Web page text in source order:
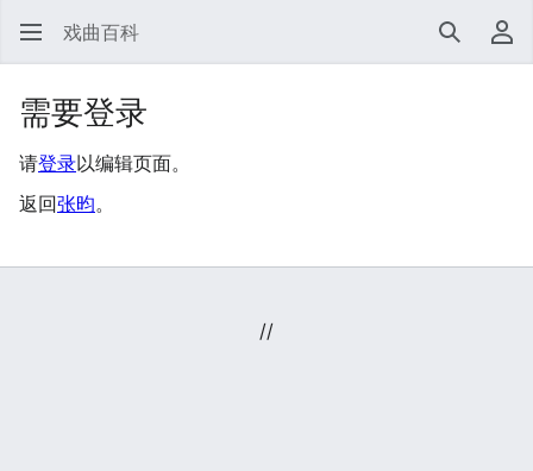
戏曲百科 搜索 用
需要登录
请登录以编辑页面。
返回张昀。
//